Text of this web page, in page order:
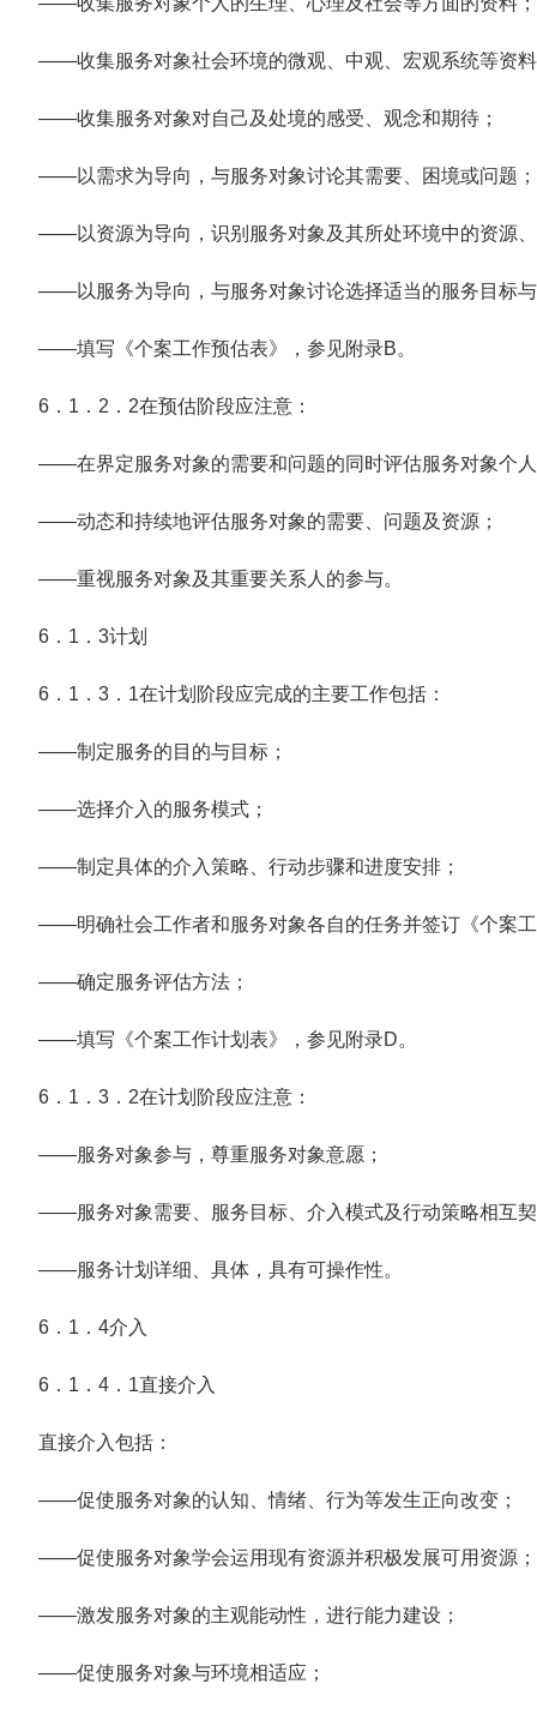
——收集服务对象社会环境的微观、中观、宏观系统等资
——收集服务对象对自己及处境的感受、观念和期待；
——以需求为导向，与服务对象讨论其需要、困境或问题；
——以资源为导向，识别服务对象及其所处环境中的资源
——以服务为导向，与服务对象讨论选择适当的服务目标
——填写《个案工作预估表》，参见附录B。
6．1．2．2在预估阶段应注意：
——在界定服务对象的需要和问题的同时评估服务对象个
——动态和持续地评估服务对象的需要、问题及资源；
——重视服务对象及其重要关系人的参与。
6．1．3计划
6．1．3．1在计划阶段应完成的主要工作包括：
——制定服务的目的与目标；
——选择介入的服务模式；
——制定具体的介入策略、行动步骤和进度安排；
——明确社会工作者和服务对象各自的任务并签订《个案
——确定服务评估方法；
——填写《个案工作计划表》，参见附录D。
6．1．3．2在计划阶段应注意：
——服务对象参与，尊重服务对象意愿；
——服务对象需要、服务目标、介入模式及行动策略相互
——服务计划详细、具体，具有可操作性。
6．1．4介入
6．1．4．1直接介入
直接介入包括：
——促使服务对象的认知、情绪、行为等发生正向改变；
——促使服务对象学会运用现有资源并积极发展可用资源；
——激发服务对象的主观能动性，进行能力建设；
——促使服务对象与环境相适应；